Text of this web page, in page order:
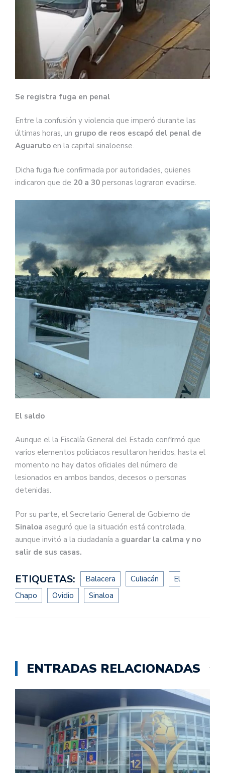
Se registra fuga en penal
Entre la confusión y violencia que imperó durante las
últimas horas, un grupo de reos escapó del penal de
Aguaruto en la capital sinaloense.
Dicha fuga fue confirmada por autoridades, quienes
indicaron que de 20 a 30 personas lograron evadirse.
El saldo
Aunque el la Fiscalía General del Estado confirmó que
varios elementos policiacos resultaron heridos, hasta el
momento no hay datos oficiales del número de
lesionados en ambos bandos, decesos o personas
detenidas.
Por su parte, el Secretario General de Gobierno de
Sinaloa aseguró que la situación está controlada,
aunque invitó a la ciudadanía a guardar la calma y no
salir de sus casas.
ETIQUETAS: Balacera Culiacán
El
Chapo
Ovidio Sinaloa
ENTRADAS RELACIONADAS